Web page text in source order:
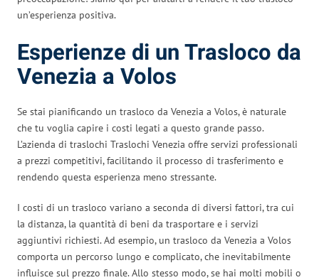
un’esperienza positiva.
Esperienze di un Trasloco da
Venezia a Volos
Se stai pianificando un trasloco da Venezia a Volos, è naturale
che tu voglia capire i costi legati a questo grande passo.
L’azienda di traslochi Traslochi Venezia offre servizi professionali
a prezzi competitivi, facilitando il processo di trasferimento e
rendendo questa esperienza meno stressante.
I costi di un trasloco variano a seconda di diversi fattori, tra cui
la distanza, la quantità di beni da trasportare e i servizi
aggiuntivi richiesti. Ad esempio, un trasloco da Venezia a Volos
comporta un percorso lungo e complicato, che inevitabilmente
influisce sul prezzo finale. Allo stesso modo, se hai molti mobili o